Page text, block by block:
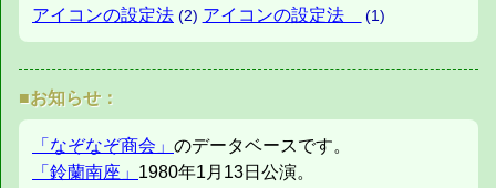
アイコンの設定法 (2) アイコンの設定法 (1)
■お知らせ：
「なぞなぞ商会」 のデータベースです。
「鈴蘭南座」 1980年1月13日公演。